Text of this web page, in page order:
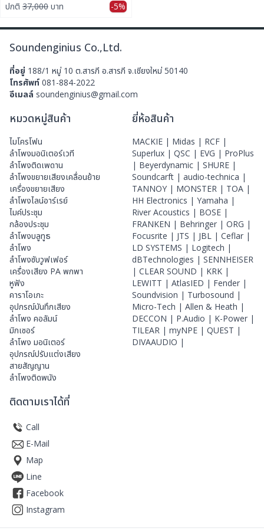
ปกติ 37,000 บาท -5%
Soundenginius Co.,Ltd.
ที่อยู่ 188/1 หมู่ 10 ต.สารภี อ.สารภี จ.เชียงใหม่ 50140
โทรศัพท์ 081-884-2022
อีเมลล์ soundenginius@gmail.com
หมวดหมู่สินค้า
ไมโครโฟน
ลําโพงมอนิเตอร์เวที
ลำโพงติดเพดาน
ลำโพงขยายเสียงเคลื่อนย้าย
เครื่องขยายเสียง
ลำโพงไลน์อาร์เรย์
ไมค์ประชุม
กล้องประชุม
ลำโพงบลูทูธ
ลำโพง
ลำโพงซับวูฟเฟอร์
เครื่องเสียง PA พกพา
หูฟัง
คาราโอเกะ
อุปกรณ์บันทึกเสียง
ลำโพง คอลัมน์
มิกเซอร์
ลำโพง มอนิเตอร์
อุปกรณ์ปรับแต่งเสียง
สายสัญญาน
ลำโพงติดพนัง
ยี่ห้อสินค้า
MACKIE | Midas | RCF |
Superlux | QSC | EVG | ProPlus
| Beyerdynamic | SHURE |
Soundcarft | audio-technica |
TANNOY | MONSTER | TOA |
HH Electronics | Yamaha |
River Acoustics | BOSE |
FRANKEN | Behringer | ORG |
Focusrite | JTS | JBL | Ceflar |
LD SYSTEMS | Logitech |
dBTechnologies | SENNHEISER
| CLEAR SOUND | KRK |
LEWITT | AtlasIED | Fender |
Soundvision | Turbosound |
Micro-Tech | Allen & Heath |
DECCON | P.Audio | K-Power |
TILEAR | myNPE | QUEST |
DIVAAUDIO |
ติดตามเราได้ที่
Call
E-Mail
Map
Line
Facebook
Instagram